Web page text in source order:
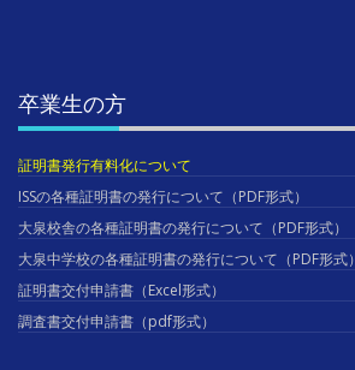
卒業生の方
証明書発行有料化について
ISSの各種証明書の発行について（PDF形式）
大泉校舎の各種証明書の発行について（PDF形式）
大泉中学校の各種証明書の発行について（PDF形式）
証明書交付申請書（Excel形式）
調査書交付申請書（pdf形式）